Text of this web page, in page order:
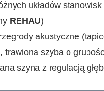
układów
REHAU)
akustyczne
trawiona szyba o
szyna z regulacją